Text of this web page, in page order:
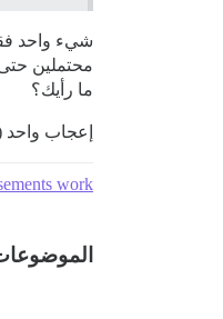
شيء واحد
محتملين
ما رأيك؟
إعجاب واحد
work?